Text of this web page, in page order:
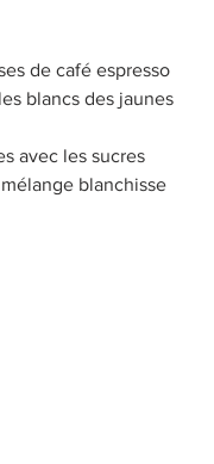
de café espresso
blancs des jaunes
avec les sucres
blanchisse